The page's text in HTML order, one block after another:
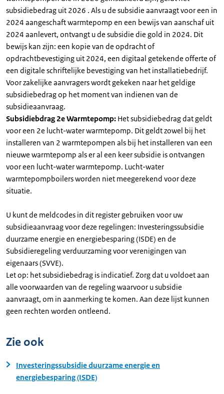
subsidiebedrag uit 2026 . Als u de subsidie aanvraagt voor een in
2024 aangeschaft warmtepomp en een bewijs van aanschaf uit
2024 aanlevert, ontvangt u de subsidie die gold in 2024. Dit
bewijs kan zijn: een kopie van de opdracht of
opdrachtbevestiging uit 2024, een digitaal getekende offerte of
een digitale schriftelijke bevestiging van het installatiebedrijf.
Voor zakelijke aanvragers wordt gekeken naar het geldige
subsidiebedrag op het moment van indienen van de
subsidieaanvraag.
Subsidiebdrag 2e Warmtepomp: Het subsidiebedrag dat geldt
voor een 2e lucht-water warmtepomp. Dit geldt zowel bij het
installeren van 2 warmtepompen als bij het installeren van een
nieuwe warmtepomp als er al een keer subsidie is ontvangen
voor een lucht-water warmtepomp. Lucht-water
warmtepompboilers worden niet meegerekend voor deze
situatie.
U kunt de meldcodes in dit register gebruiken voor uw
subsidieaanvraag voor deze regelingen: Investeringssubsidie
duurzame energie en energiebesparing (ISDE) en de
Subsidieregeling verduurzaming voor verenigingen van
eigenaars (SVVE).
Let op: het subsidiebedrag is indicatief. Zorg dat u voldoet aan
alle voorwaarden van de regeling waarvoor u subsidie
aanvraagt, om in aanmerking te komen. Aan deze lijst kunnen
geen rechten worden ontleend.
Zie ook
Investeringssubsidie duurzame energie en
energiebesparing (ISDE)